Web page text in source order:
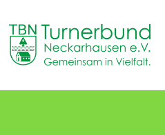
content
TB
Neckarhausen